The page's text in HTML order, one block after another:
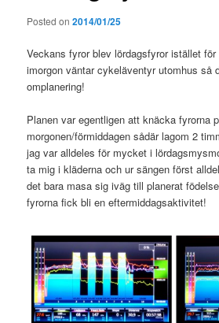
Posted on2014/01/25
Veckans fyror blev lördagsfyror istället
imorgon väntar cykeläventyr utomhus så
omplanering!
Planen var egentligen att knäcka fyrorna
morgonen/förmiddagen sådär lagom 2
jag var alldeles för mycket i
ta mig i kläderna och ur sängen först
det bara masa sig iväg till planerat
fyrorna fick bli en eftermiddagsaktivitet!